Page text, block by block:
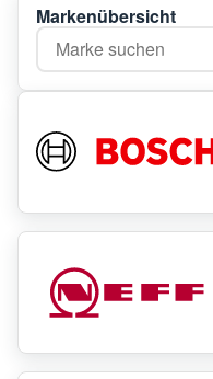
Markenübersicht
Marke suchen